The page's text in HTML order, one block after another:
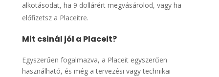
alkotásodat, ha 9 dollárért megvásárolod, vagy ha
előfizetsz a Placeitre.
Mit csinál jól a Placeit?
Egyszerűen fogalmazva, a Placeit egyszerűen
használható, és még a tervezési vagy technikai